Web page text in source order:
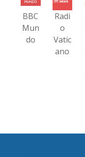
BBC
Mun
do
Radi
o
Vatic
ano